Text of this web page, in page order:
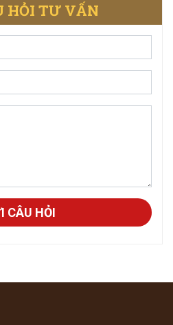
HỎI TƯ VẤN
CÂU HỎI